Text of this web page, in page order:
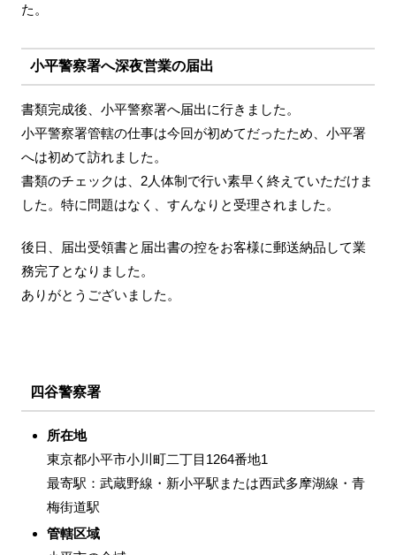
た。
小平警察署へ深夜営業の届出
書類完成後、小平警察署へ届出に行きました。
小平警察署管轄の仕事は今回が初めてだったため、小平署
へは初めて訪れました。
書類のチェックは、2人体制で行い素早く終えていただけま
した。特に問題はなく、すんなりと受理されました。
後日、届出受領書と届出書の控をお客様に郵送納品して業
務完了となりました。
ありがとうございました。
四谷警察署
所在地
東京都小平市小川町二丁目1264番地1
最寄駅：武蔵野線・新小平駅または西武多摩湖線・青
梅街道駅
管轄区域